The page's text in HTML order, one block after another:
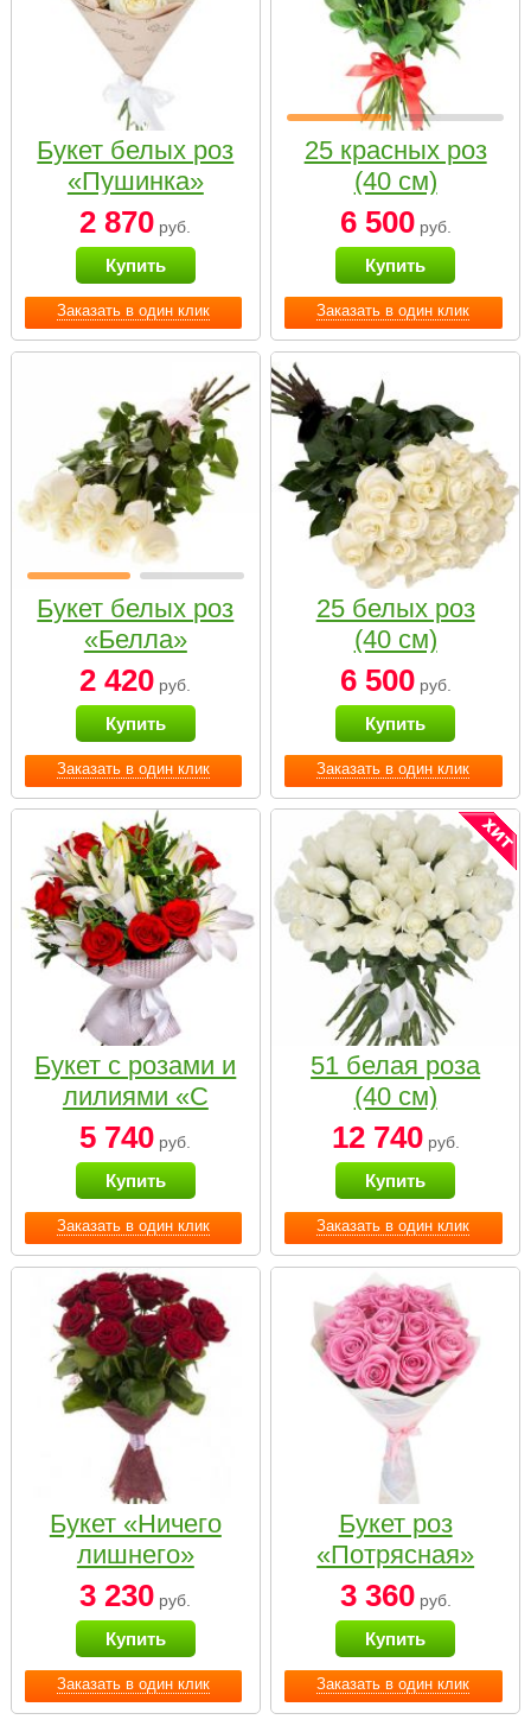
Заказать в один клик
Букет белых роз
«Пушинка»
2 870 руб.
Купить
Заказать в один клик
25 красных роз
(40 см)
6 500руб.
Купить
Заказать в один клик
Букет белых роз
«Белла»
2 420 руб.
Купить
Заказать в один клик
25 белых роз
(40 см)
6 500руб.
Купить
Заказать в один клик
Букет с розами и
лилиями «С
наилучшими
пожеланиями»
5 740 руб.
Купить
Заказать в один клик
51 белая роза
(40 см)
12 740руб.
Купить
Заказать в один клик
Букет «Ничего
лишнего»
3 230 руб.
Купить
Заказать в один клик
Букет роз
«Потрясная»
3 360руб.
Купить